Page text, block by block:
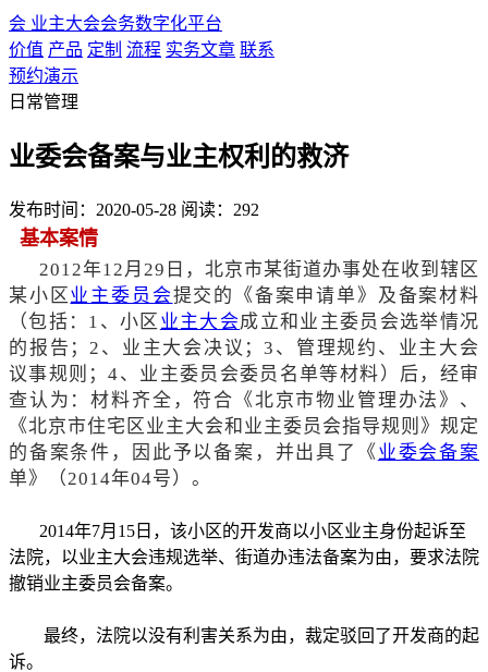
会 业主大会会务数字化平台
价值 产品 定制 流程 实务文章 联系
预约演示
日常管理
业委会备案与业主权利的救济
发布时间：2020-05-28 阅读：292
基本案情
2012年12月29日，北京市某街道办事处在收到辖区
某小区业主委员会提交的《备案申请单》及备案材料
（包括：1、小区 业主大会成立和业主委员会选举情况
的报告；2、业主大会决议；3、管理规约、业主大会
议事规则；4、业主委员会委员名单等材料）后，经审
查认为：材料齐全，符合《北京市物业管理办法》、
《北京市住宅区业主大会和业主委员会指导规则》规定
的备案条件，因此予以备案，并出具了《 业委会备案
单》（2014年04号）。
2014年7月15日，该小区的开发商以小区业主身份起诉至
法院，以业主大会违规选举、街道办违法备案为由，要求法院
撤销业主委员会备案。
最终，法院以没有利害关系为由，裁定驳回了开发商的起
诉。